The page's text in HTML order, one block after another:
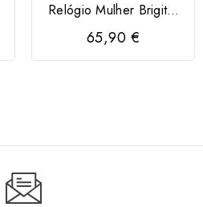
Relógio Mulher Brigitte
Bicolor
65,90 €